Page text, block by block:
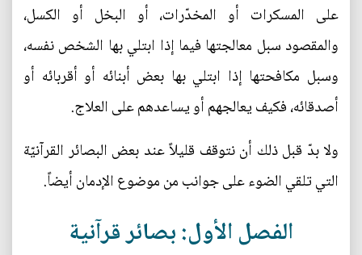
على المسكرات أو المخدّرات، أو البخل أو الكسل،
والمقصود سبل معالجتها فيما إذا ابتلي بها الشخص نفسه،
وسبل مكافحتها إذا ابتلي بها بعض أبنائه أو أقربائه أو
أصدقائه، فكيف يعالجهم أو يساعدهم على العلاج.
ولا بدّ قبل ذلك أن نتوقف قليلاً عند بعض البصائر القرآنيّة
التي تلقي الضوء على جوانب من موضوع الإدمان أيضاً.
الفصل الأول: بصائر قرآنية